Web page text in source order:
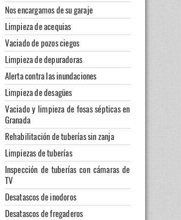
Nos encargamos de su garaje
Limpieza de acequias
Vaciado de pozos ciegos
Limpieza de depuradoras
Alerta contra las inundaciones
Limpieza de desagües
Vaciado y limpieza de fosas sépticas en
Granada
Rehabilitación de tuberías sin zanja
Limpiezas de tuberías
Inspección de tuberías con cámaras de
TV
Desatascos de inodoros
Desatascos de fregaderos